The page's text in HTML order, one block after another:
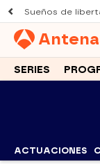
Sueños de
Antena
SERIES
ACTUACIONES